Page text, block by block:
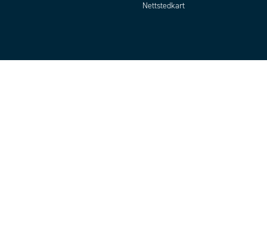
Nettstedkart